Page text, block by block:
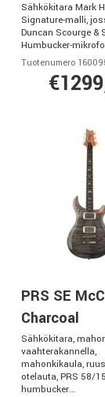
Sähkökitara Mark
Signature-malli,
Duncan Scourge &
Humbucker-
Tuotenumero
PRS SE
Charcoal
Sähkökitara,
vaahterakannella,
mahonkikaula,
otelauta, PRS 58/
humbucker...